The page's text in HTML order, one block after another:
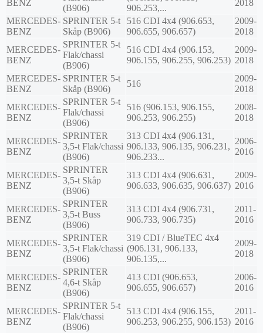
BENZ
(B906)
906.253,...
2018
MERCEDES-
BENZ
SPRINTER 5-t
Skåp (B906)
516 CDI 4x4 (906.653,
906.655, 906.657)
2009-
2018
MERCEDES-
BENZ
SPRINTER 5-t
Flak/chassi
(B906)
516 CDI 4x4 (906.153,
906.155, 906.255, 906.253)
2009-
2018
MERCEDES-
BENZ
SPRINTER 5-t
Skåp (B906)
516
2009-
2018
MERCEDES-
BENZ
SPRINTER 5-t
Flak/chassi
(B906)
516 (906.153, 906.155,
906.253, 906.255)
2008-
2018
MERCEDES-
BENZ
SPRINTER
3,5-t Flak/chassi
(B906)
313 CDI 4x4 (906.131,
906.133, 906.135, 906.231,
906.233...
2006-
2016
MERCEDES-
BENZ
SPRINTER
3,5-t Skåp
(B906)
313 CDI 4x4 (906.631,
906.633, 906.635, 906.637)
2009-
2016
MERCEDES-
BENZ
SPRINTER
3,5-t Buss
(B906)
313 CDI 4x4 (906.731,
906.733, 906.735)
2011-
2016
MERCEDES-
BENZ
SPRINTER
3,5-t Flak/chassi
(B906)
319 CDI / BlueTEC 4x4
(906.131, 906.133,
906.135,...
2009-
2018
MERCEDES-
BENZ
SPRINTER
4,6-t Skåp
(B906)
413 CDI (906.653,
906.655, 906.657)
2006-
2016
MERCEDES-
BENZ
SPRINTER 5-t
Flak/chassi
(B906)
513 CDI 4x4 (906.155,
906.253, 906.255, 906.153)
2011-
2016